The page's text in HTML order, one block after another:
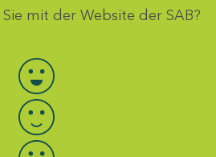
mit der Website der SAB?
Bewertung auswählen